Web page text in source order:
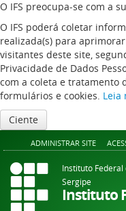
O IFS preocupa-se com a
O IFS poderá coletar
realizada(s) para
visitantes deste site,
Privacidade de Dados
com a coleta e tratamento
formulários e cookies. Leia
Ciente
ADMINISTRAR SITE
Instituto Federal
Sergipe
Instituto